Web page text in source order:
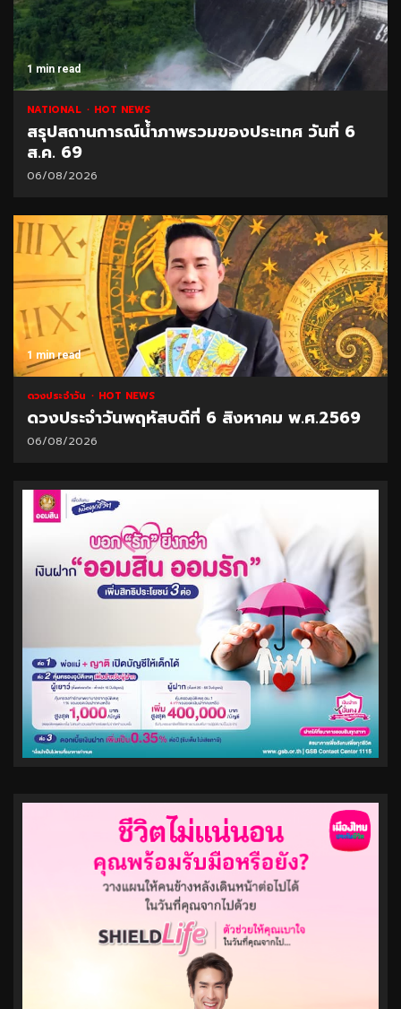
1 min read
NATIONAL HOT NEWS
สรุปสถานการณ์น้ำภาพรวมของประเทศ วันที่ 6
ส.ค. 69
06/08/2026
1 min read
ดวงประจำวัน HOT NEWS
ดวงประจำวันพฤหัสบดีที่ 6 สิงหาคม พ.ศ.2569
06/08/2026